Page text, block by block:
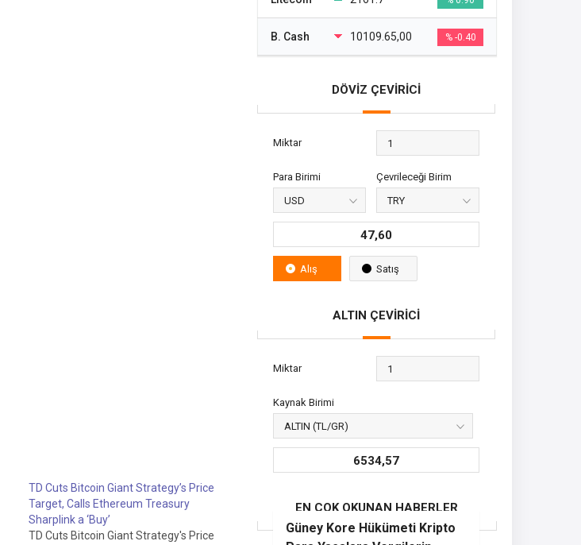
TD Cuts Bitcoin Giant Strategy’s Price
Target, Calls Ethereum Treasury
Sharplink a ‘Buy’
TD Cuts Bitcoin Giant Strategy's Price
B. Cash 10109.65,00 % -0.40
DÖVİZ ÇEVİRİCİ
Miktar
Para Birimi Çevrileceği Birim
47,60
Alış Satış
ALTIN ÇEVİRİCİ
Miktar
Kaynak Birimi
6534,57
EN ÇOK OKUNAN HABERLER
Güney Kore Hükümeti Kripto